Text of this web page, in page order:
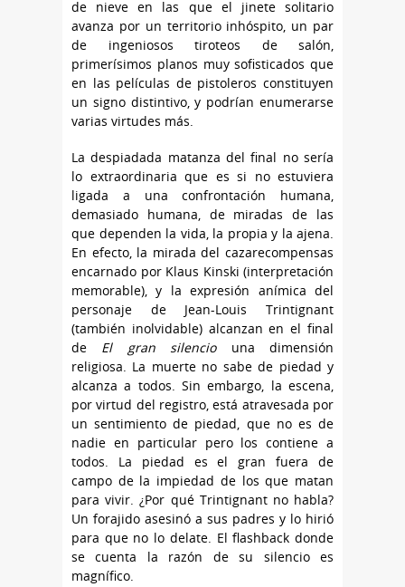
de nieve en las que el jinete solitario
avanza por un territorio inhóspito, un par
de ingeniosos tiroteos de salón,
primerísimos planos muy sofisticados que
en las películas de pistoleros constituyen
un signo distintivo, y podrían enumerarse
varias virtudes más.
La despiadada matanza del final no sería
lo extraordinaria que es si no estuviera
ligada a una confrontación humana,
demasiado humana, de miradas de las
que dependen la vida, la propia y la ajena.
En efecto, la mirada del cazarecompensas
encarnado por Klaus Kinski (interpretación
memorable), y la expresión anímica del
personaje de Jean-Louis Trintignant
(también inolvidable) alcanzan en el final
de El gran silenciouna dimensión
religiosa. La muerte no sabe de piedad y
alcanza a todos. Sin embargo, la escena,
por virtud del registro, está atravesada por
un sentimiento de piedad, que no es de
nadie en particular pero los contiene a
todos. La piedad es el gran fuera de
campo de la impiedad de los que matan
para vivir. ¿Por qué Trintignant no habla?
Un forajido asesinó a sus padres y lo hirió
para que no lo delate. El flashback donde
se cuenta la razón de su silencio es
magnífico.